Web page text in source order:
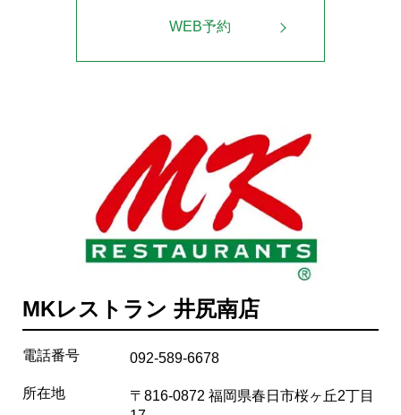
WEB予約
MKレストラン 井尻南店
電話番号 092-589-6678
所在地
〒816-0872 福岡県春日市桜ヶ丘2丁目